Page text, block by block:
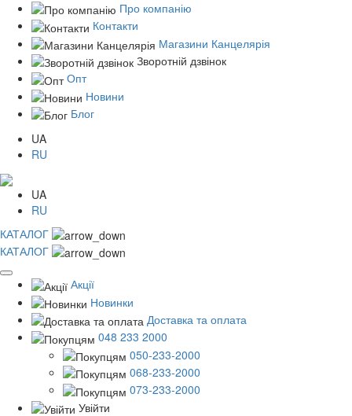
Про компанію
Контакти
Магазини Канцелярія
Зворотній дзвінок
Опт
Новини
Блог
UA
RU
UA
RU
КАТАЛОГ
КАТАЛОГ
Акції
Новинки
Доставка та оплата
048 233 2000
050-233-2000
068-233-2000
073-233-2000
Увійти